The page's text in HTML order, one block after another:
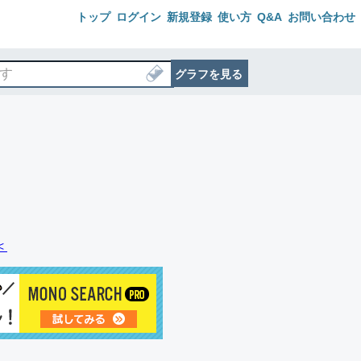
トップ ログイン 新規登録 使い方 Q&A お問い合わせ
グラフを見る